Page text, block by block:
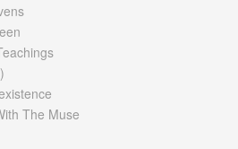
The Muse